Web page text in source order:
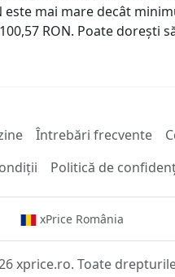
este mai mare decât
RON. Poate dorești
Întrebări frecvente
Politică de
xPrice România
xprice.ro. Toate